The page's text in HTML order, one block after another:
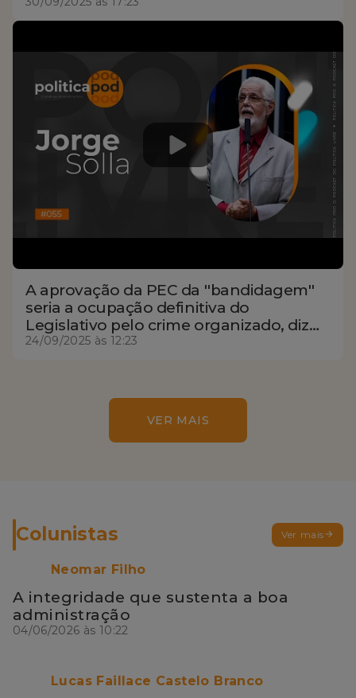
A aprovação da PEC da ''bandidagem''
seria a ocupação definitiva do
Legislativo pelo crime organizado, diz
Solla. Assista hoje a partir das 17h
24/09/2025 às 12:23
VER MAIS
Colunistas Ver mais
Neomar Filho
A integridade que sustenta a boa
administração
04/06/2026 às 10:22
Lucas Faillace Castelo Branco